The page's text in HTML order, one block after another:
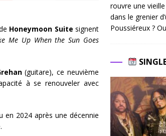
Honeymoon Suite signent
Me Up When the Sun Goes
(guitare), ce neuvième
à se renouveler avec
en 2024 après une décennie
rouvre une
dans le grenier
Poussiéreux ?